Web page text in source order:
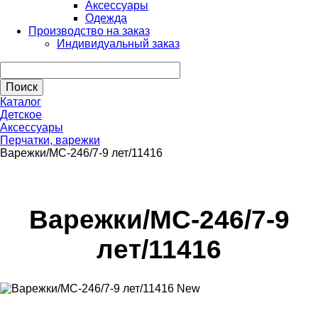
Аксессуары
Одежда
Производство на заказ
Индивидуальный заказ
Каталог
Детское
Аксессуары
Перчатки, варежки
Варежки/МС-246/7-9 лет/11416
Варежки/МС-246/7-9
лет/11416
New